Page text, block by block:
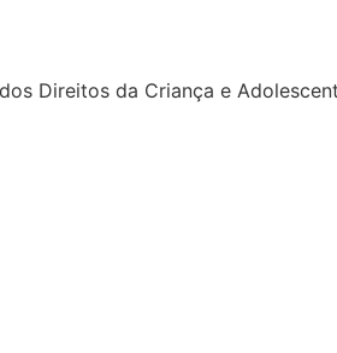
Direitos da Criança e